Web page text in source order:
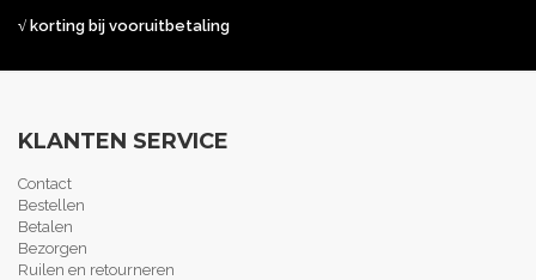
√ korting bij vooruitbetaling
KLANTEN SERVICE
Contact
Bestellen
Betalen
Bezorgen
Ruilen en retourneren